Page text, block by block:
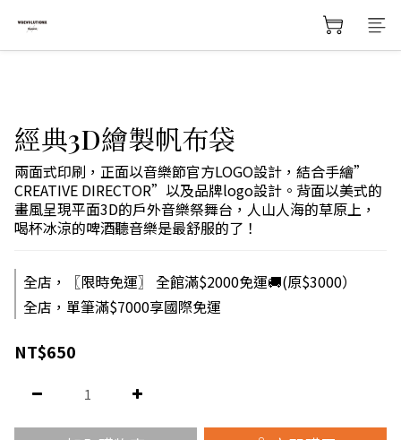
經典3D繪製帆布袋
兩面式印刷，正面以音樂節官方LOGO設計，結合手繪”
CREATIVE DIRECTOR”以及品牌logo設計。背面以美式的
畫風呈現平面3D的戶外音樂祭舞台，人山人海的草原上，
喝杯冰涼的啤酒聽音樂是最舒服的了！
全店，〖限時免運〗 全館滿$2000免運🚚(原$3000）
全店，單筆滿$7000享國際免運
NT$650